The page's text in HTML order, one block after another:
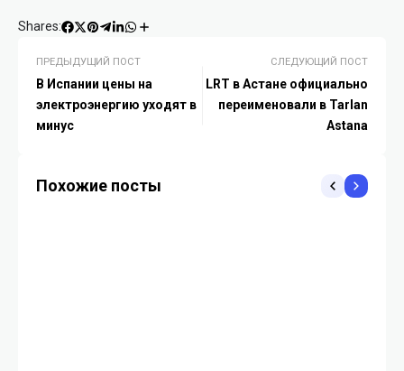
Shares:
ПРЕДЫДУЩИЙ ПОСТ
В Испании цены на
электроэнергию уходят в
минус
СЛЕДУЮЩИЙ ПОСТ
LRT в Астане официально
переименовали в Tarlan
Astana
Похожие посты